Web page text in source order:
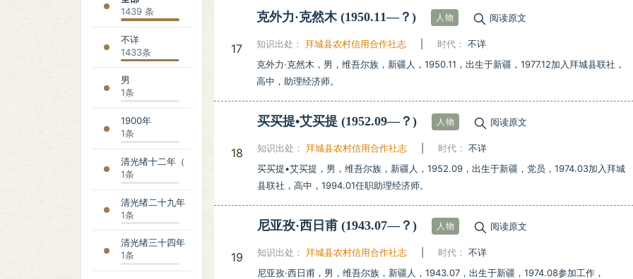
1439 条
不详
1433条
男
1条
1900年
1条
清光绪十二年（1886年）
1条
清光绪二十九年（1903年）
1条
清光绪三十四年（1908年）
1条
17
克外力·克然木(1950.11—？) 人物 阅读原文
知识出处： 拜城县农村信用合作社志 时代：
不详
克外力·克然木，男，维吾尔族，新疆人，1950.11，出生于新疆，1977.12加入拜城县联社，
高中，助理经济师。
18
买买提•艾买提(1952.09—？) 人物 阅读原文
知识出处： 拜城县农村信用合作社志 时代：
不详
买买提•艾买提，男，维吾尔族，新疆人，1952.09，出生于新疆，党员，1974.03加入拜城
县联社，高中，1994.01任职助理经济师。
19
尼亚孜·西日甫(1943.07—？) 人物 阅读原文
知识出处： 拜城县农村信用合作社志 时代：
不详
尼亚孜·西日甫，男，维吾尔族，新疆人，1943.07，出生于新疆，1974.08参加工作，